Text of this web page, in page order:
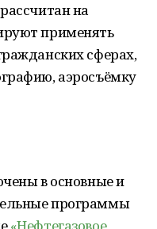
на
применять
сферах,
аэросъёмку
в основные и
программы